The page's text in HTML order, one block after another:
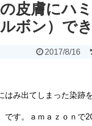
皮膚にハ
ボン）で
2017/8/16
み出てしまった染跡
です。ａｍａｚｏｎで